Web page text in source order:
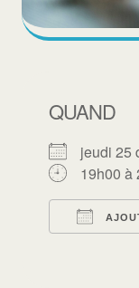
QUAND
jeudi 25
19h00 à